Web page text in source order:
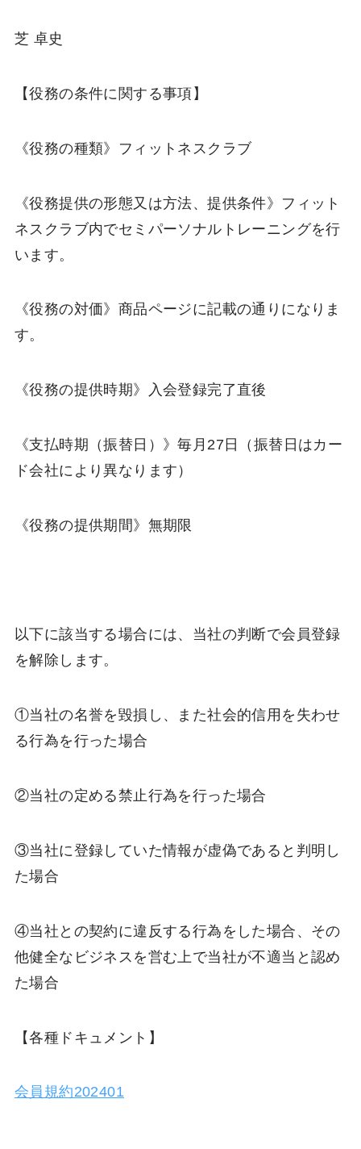
芝 卓史
【役務の条件に関する事項】
《役務の種類》フィットネスクラブ
《役務提供の形態又は方法、提供条件》フィット
ネスクラブ内でセミパーソナルトレーニングを行
います。
《役務の対価》商品ページに記載の通りになりま
す。
《役務の提供時期》入会登録完了直後
《支払時期（振替日）》毎月27日（振替日はカー
ド会社により異なります）
《役務の提供期間》無期限
以下に該当する場合には、当社の判断で会員登録
を解除します。
①当社の名誉を毀損し、また社会的信用を失わせ
る行為を行った場合
②当社の定める禁止行為を行った場合
③当社に登録していた情報が虚偽であると判明し
た場合
④当社との契約に違反する行為をした場合、その
他健全なビジネスを営む上で当社が不適当と認め
た場合
​【各種ドキュメント】
会員規約202401